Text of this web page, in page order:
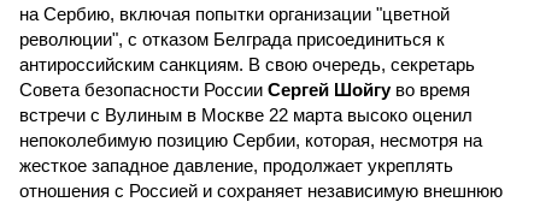
на Сербию, включая попытки организации "цветной
революции", с отказом Белграда присоединиться к
антироссийским санкциям. В свою очередь, секретарь
Совета безопасности России Сергей Шойгуво время
встречи с Вулиным в Москве 22 марта высоко оценил
непоколебимую позицию Сербии, которая, несмотря на
жесткое западное давление, продолжает укреплять
отношения с Россией и сохраняет независимую внешнюю